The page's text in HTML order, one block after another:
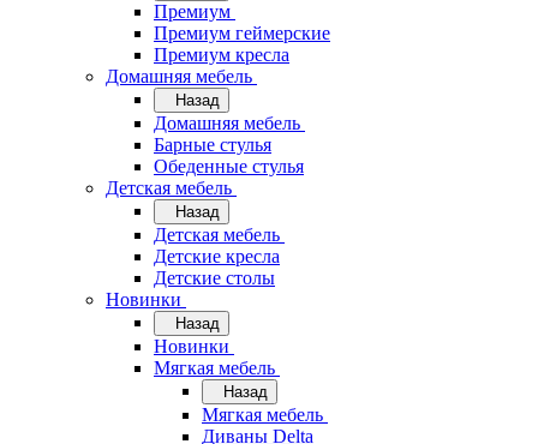
Премиум
Премиум геймерские
Премиум кресла
Домашняя мебель
Назад
Домашняя мебель
Барные стулья
Обеденные стулья
Детская мебель
Назад
Детская мебель
Детские кресла
Детские столы
Новинки
Назад
Новинки
Мягкая мебель
Назад
Мягкая мебель
Диваны Delta